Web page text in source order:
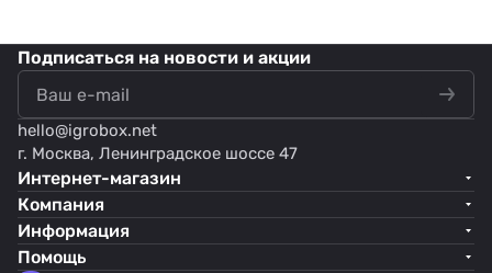
Подписаться на новости и акции
hello@igrobox.net
г. Москва, Ленинградское шоссе 47
Интернет-магазин
Компания
Информация
Помощь